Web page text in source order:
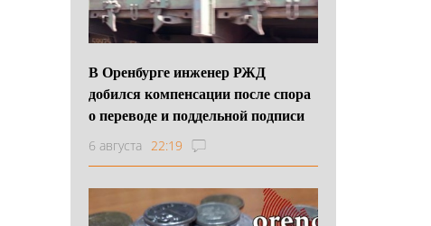
В Оренбурге инженер РЖД
добился компенсации после спора
о переводе и поддельной подписи
6 августа 22:19